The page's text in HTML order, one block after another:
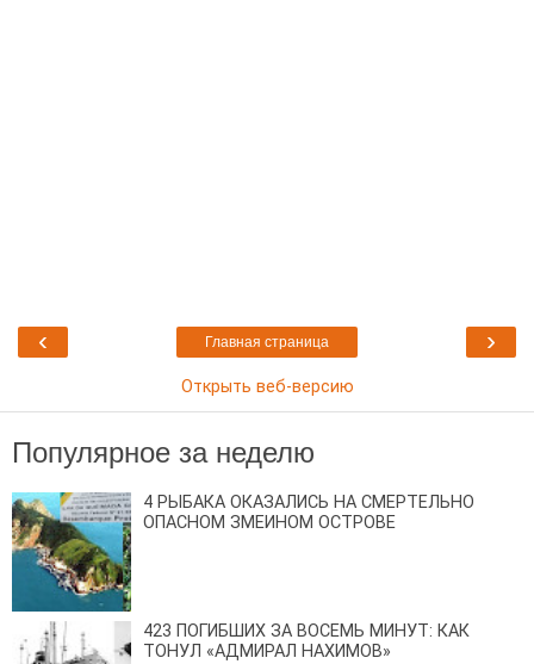
‹ ›
Главная страница
Открыть веб-версию
Популярное за неделю
4 РЫБАКА ОКАЗАЛИСЬ НА СМЕРТЕЛЬНО
ОПАСНОМ ЗМЕИНОМ ОСТРОВЕ
423 ПОГИБШИХ ЗА ВОСЕМЬ МИНУТ: КАК
ТОНУЛ «АДМИРАЛ НАХИМОВ»